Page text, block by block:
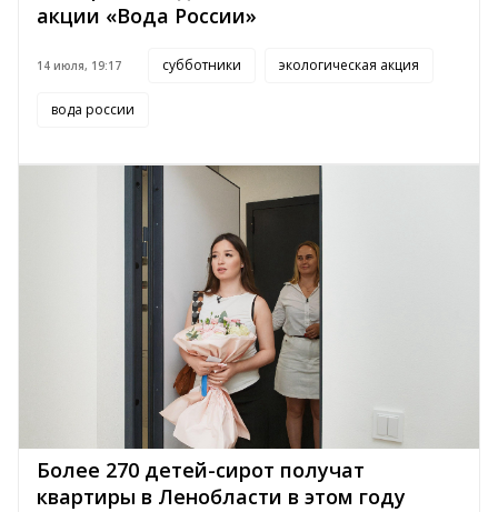
акции «Вода России»
14 июля, 19:17 субботники экологическая акция
вода россии
Более 270 детей-сирот получат
квартиры в Ленобласти в этом году